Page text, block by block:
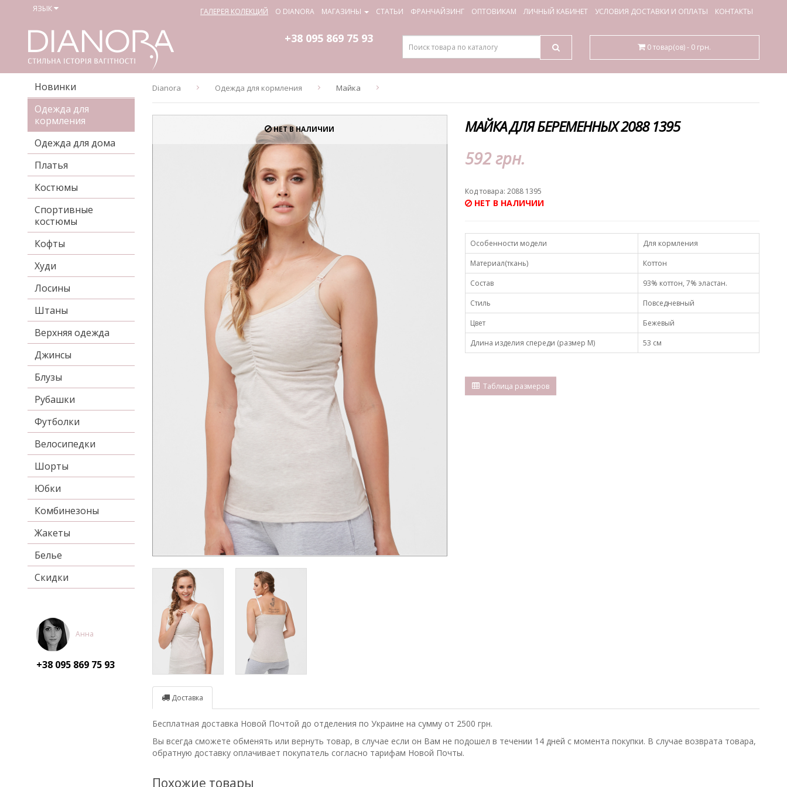
ЯЗЫК ГАЛЕРЕЯ КОЛЕКЦИЙ О DIANORA МАГАЗИНЫ СТАТЬИ ФРАНЧАЙЗИНГ ОПТОВИКАМ ЛИЧНЫЙ КАБИНЕТ УСЛОВИЯ ДОСТАВКИ И ОПЛАТЫ КОНТАКТЫ
+38 095 869 75 93
0 товар(ов) - 0 грн.
Новинки
Одежда для
кормления
Одежда для дома
Платья
Костюмы
Спортивные
костюмы
Кофты
Худи
Лосины
Штаны
Верхняя одежда
Джинсы
Блузы
Рубашки
Футболки
Велосипедки
Шорты
Юбки
Комбинезоны
Жакеты
Белье
Скидки
Анна
+38 095 869 75 93
Dianora Одежда для кормления Майка
НЕТ В НАЛИЧИИ МАЙКА ДЛЯ БЕРЕМЕННЫХ 2088 1395
592 грн.
Код товара: 2088 1395
НЕТ В НАЛИЧИИ
Особенности модели
Для кормления
Материал(ткань)
Коттон
Состав
93% коттон, 7% эластан.
Стиль
Повседневный
Цвет
Бежевый
Длина изделия спереди (размер М)
53 см
Таблица размеров
Доставка
Бесплатная доставка Новой Почтой до отделения по Украине на сумму от 2500 грн.
Вы всегда сможете обменять или вернуть товар, в случае если он Вам не подошел в течении 14 дней с момента покупки. В случае возврата товара,
обратную доставку оплачивает покупатель согласно тарифам Новой Почты.
Похожие товары